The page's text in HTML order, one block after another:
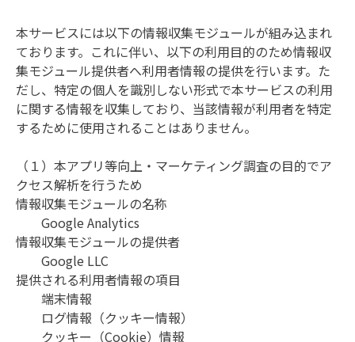
本サービスには以下の情報収集モジュールが組み込まれ
ております。これに伴い、以下の利用目的のため情報収
集モジュール提供者へ利用者情報の提供を行います。た
だし、特定の個人を識別しない形式で本サービスの利用
に関する情報を収集しており、当該情報が利用者を特定
するために使用されることはありません。
（１）本アプリ等向上・マーケティング調査の目的でア
クセス解析を行うため
情報収集モジュールの名称
情報収集モジュールの提供者
提供される利用者情報の項目